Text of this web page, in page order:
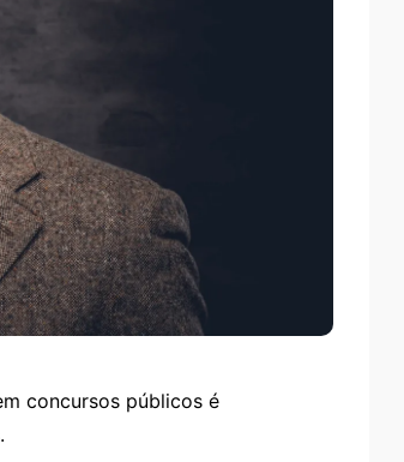
concursos públicos é